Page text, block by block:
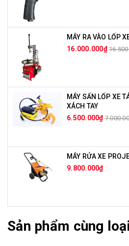
MÁY RA VÀO LỐP
16.000.000₫
MÁY SẤN LỐP XE
XÁCH TAY
6.500.000₫
MÁY RỬA XE
9.800.000₫
Sản phẩm cùng loại